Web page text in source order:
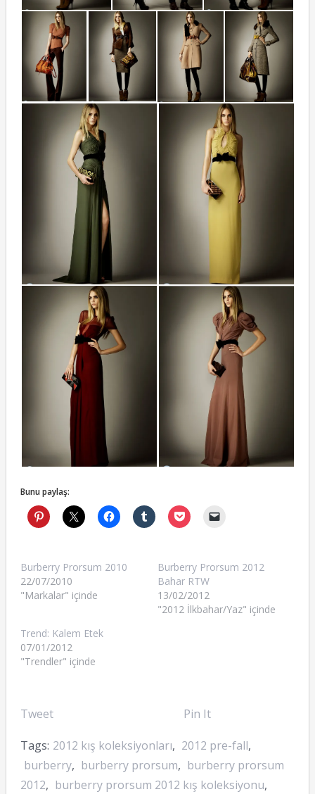
Bunu paylaş:
Burberry Prorsum 2010
22/07/2010
"Markalar" içinde
Burberry Prorsum 2012
Bahar RTW
13/02/2012
"2012 İlkbahar/Yaz" içinde
Trend: Kalem Etek
07/01/2012
"Trendler" içinde
Tweet Pin It
Tags: 2012 kış koleksiyonları, 2012 pre-fall,
burberry, burberry prorsum, burberry prorsum
2012, burberry prorsum 2012 kış koleksiyonu,